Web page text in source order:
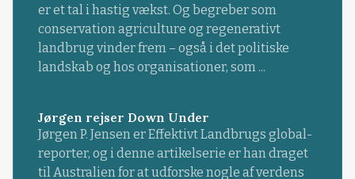
er et tal i hastig vækst. Og begreber som
conservation agriculture og regenerativt
landbrug vinder frem – også i det politiske
landskab og hos organisationer, som ...
Jørgen rejser Down Under
Jørgen P. Jensen er Effektivt Landbrugs global-
reporter, og i denne artikelserie er han draget
til Australien for at udforske nogle af verdens